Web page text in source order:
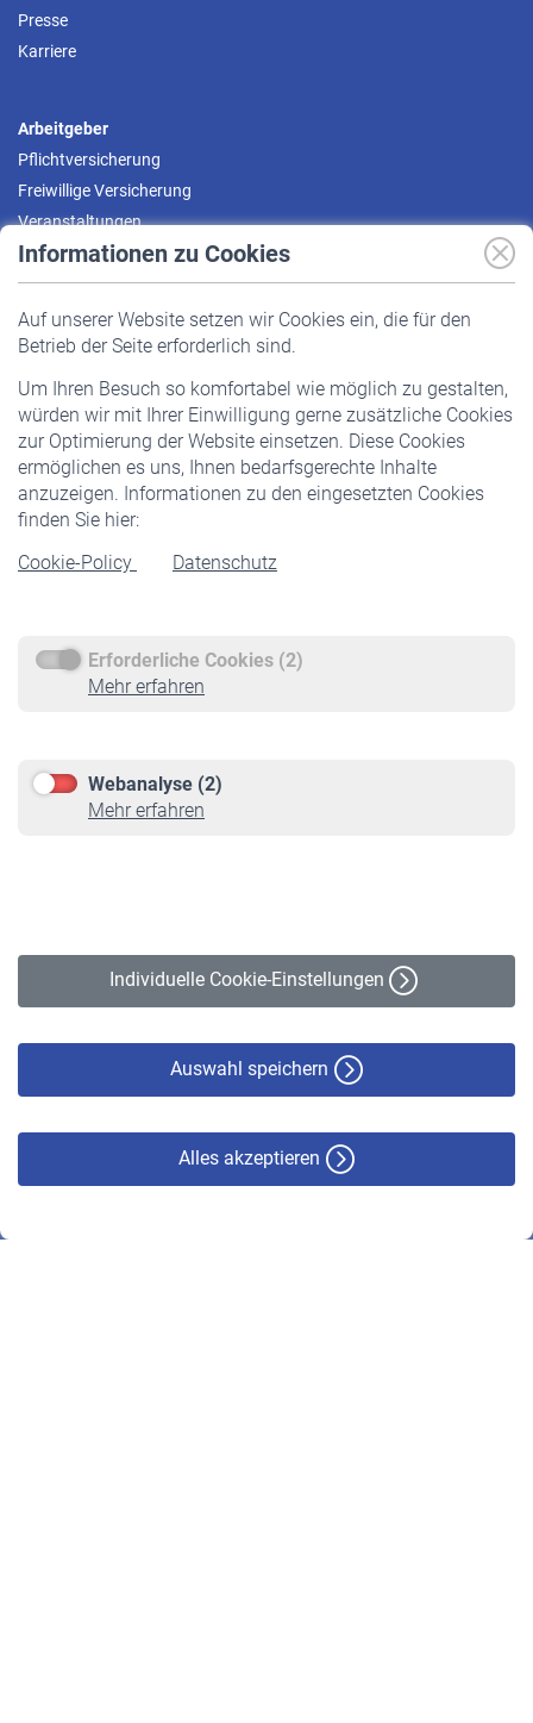
Informationen zu Cookies
Auf unserer Website setzen wir Cookies ein, die für den
Betrieb der Seite erforderlich sind.
Um Ihren Besuch so komfortabel wie möglich zu gestalten,
würden wir mit Ihrer Einwilligung gerne zusätzliche Cookies
zur Optimierung der Website einsetzen. Diese Cookies
ermöglichen es uns, Ihnen bedarfsgerechte Inhalte
anzuzeigen. Informationen zu den eingesetzten Cookies
finden Sie hier:
Cookie-Policy
Datenschutz
Erforderliche Cookies (2)
Mehr erfahren
Webanalyse (2)
Mehr erfahren
Individuelle Cookie-Einstellungen
Auswahl speichern
Alles akzeptieren
Presse
Karriere
Arbeitgeber
Pflichtversicherung
Freiwillige Versicherung
Veranstaltungen
Pflichtversicherung
Staatliche Förderung
Veranstaltungen
Rentner
Rentenbeginn
Rente beantragen
Service
Informationen
Online-Rechner
VBLnewsletter
Erklärung zur Barrierefreiheit
© VBL 2026